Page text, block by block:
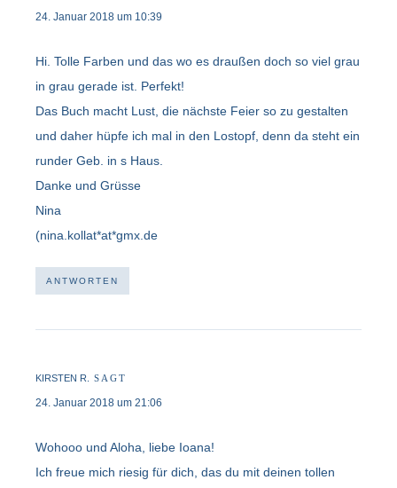
24. Januar 2018 um 10:39
Hi. Tolle Farben und das wo es draußen doch so viel grau
in grau gerade ist. Perfekt!
Das Buch macht Lust, die nächste Feier so zu gestalten
und daher hüpfe ich mal in den Lostopf, denn da steht ein
runder Geb. in s Haus.
Danke und Grüsse
Nina
(nina.kollat*at*gmx.de
ANTWORTEN
KIRSTEN R. SAGT
24. Januar 2018 um 21:06
Wohooo und Aloha, liebe Ioana!
Ich freue mich riesig für dich, das du mit deinen tollen